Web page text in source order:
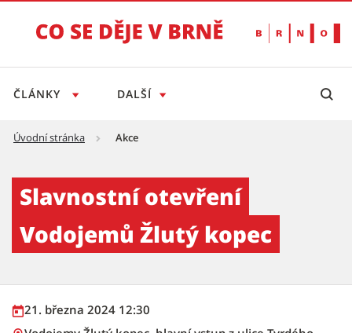
ČLÁNKY DALŠÍ
Úvodní stránka Akce
Slavnostní otevření
Vodojemů Žlutý kopec
21. března 2024 12:30